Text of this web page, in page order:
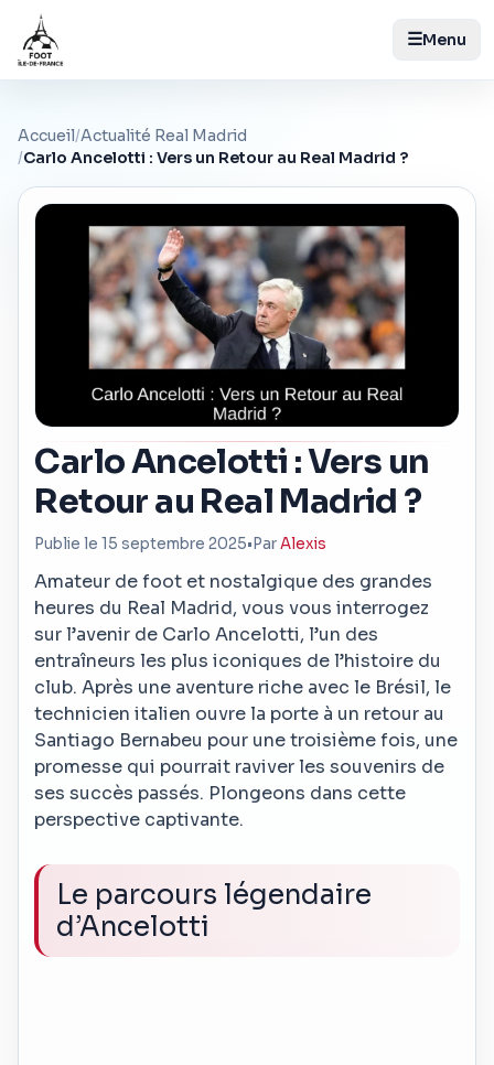
☰Menu
Accueil/Actualité Real Madrid
/Carlo Ancelotti : Vers un Retour au Real Madrid ?
Carlo Ancelotti : Vers un
Retour au Real Madrid ?
Publie le 15 septembre 2025• ParAlexis
Amateur de foot et nostalgique des grandes
heures du Real Madrid, vous vous interrogez
sur l’avenir de Carlo Ancelotti, l’un des
entraîneurs les plus iconiques de l’histoire du
club. Après une aventure riche avec le Brésil, le
technicien italien ouvre la porte à un retour au
Santiago Bernabeu pour une troisième fois, une
promesse qui pourrait raviver les souvenirs de
ses succès passés. Plongeons dans cette
perspective captivante.
Le parcours légendaire
d’Ancelotti